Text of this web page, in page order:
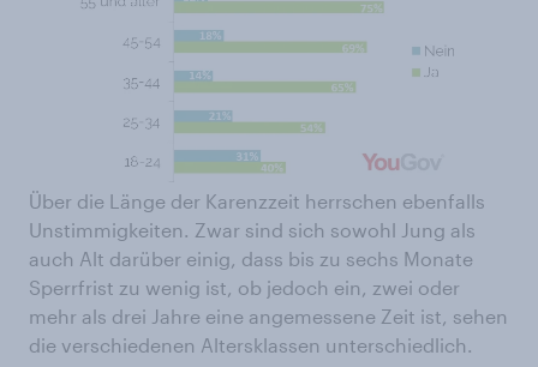
Über die Länge der Karenzzeit herrschen ebenfalls
Unstimmigkeiten. Zwar sind sich sowohl Jung als
auch Alt darüber einig, dass bis zu sechs Monate
Sperrfrist zu wenig ist, ob jedoch ein, zwei oder
mehr als drei Jahre eine angemessene Zeit ist, sehen
die verschiedenen Altersklassen unterschiedlich.